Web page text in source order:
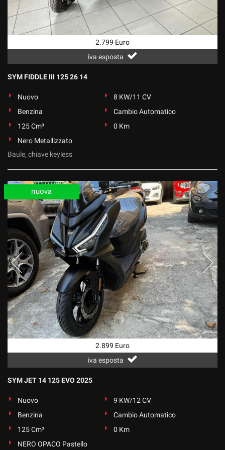
2.799 Euro
iva esposta
SYM FIDDLE III 125 26 14
Nuovo
8 KW/11 CV
Benzina
Cambio Automatico
125 Cm³
0 Km
Nero Metallizzato
Baule, chiave keyless
2.899 Euro
iva esposta
nuova
SYM JET 14 125 EVO 2025
Nuovo
9 KW/12 CV
Benzina
Cambio Automatico
125 Cm³
0 Km
NERO OPACO Pastello
Salva
le
impostazioni